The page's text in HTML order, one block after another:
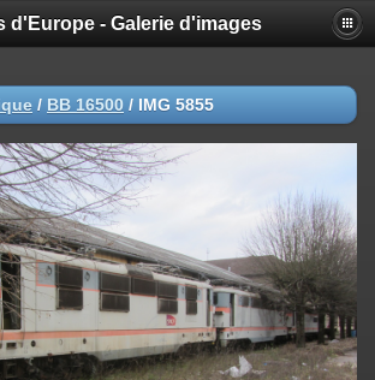
d'Europe - Galerie d'images
/ BB 16500 / IMG 5855